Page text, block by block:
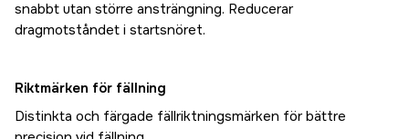
snabbt utan större ansträngning. Reducerar
dragmotståndet i startsnöret.
Riktmärken för fällning
Distinkta och färgade fällriktningsmärken för bättre